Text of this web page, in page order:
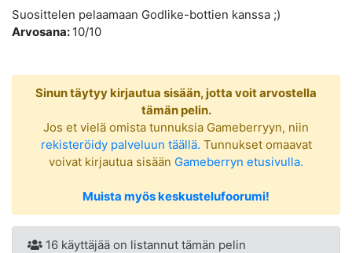
Suosittelen pelaamaan Godlike-bottien kanssa ;)
Arvosana: 10/10
Sinun täytyy kirjautua sisään, jotta voit arvostella
tämän pelin.
Jos et vielä omista tunnuksia Gameberryyn, niin
rekisteröidy palveluun täällä. Tunnukset omaavat
voivat kirjautua sisään Gameberryn etusivulla.
Muista myös keskustelufoorumi!
16 käyttäjää on listannut tämän pelin